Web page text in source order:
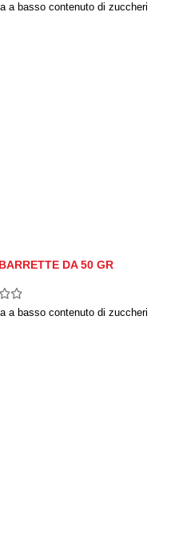
a basso contenuto di zuccheri
DA 50 GR
a basso contenuto di zuccheri